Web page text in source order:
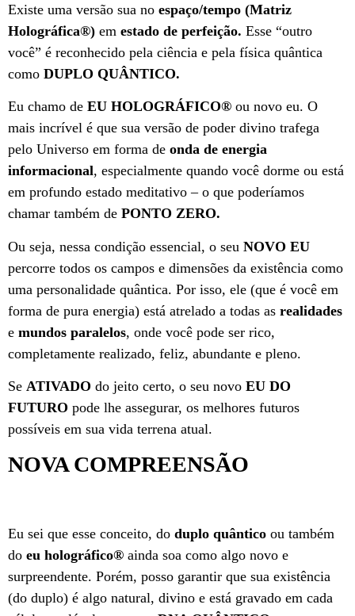
Existe uma versão sua no espaço/tempo (Matriz
Holográfica®) em estado de perfeição. Esse “outro
você” é reconhecido pela ciência e pela física quântica
como DUPLO QUÂNTICO.
Eu chamo de EU HOLOGRÁFICO® ou novo eu. O
mais incrível é que sua versão de poder divino trafega
pelo Universo em forma de onda de energia
informacional, especialmente quando você dorme ou está
em profundo estado meditativo – o que poderíamos
chamar também de PONTO ZERO.
Ou seja, nessa condição essencial, o seu NOVO EU
percorre todos os campos e dimensões da existência como
uma personalidade quântica. Por isso, ele (que é você em
forma de pura energia) está atrelado a todas as realidades
e mundos paralelos, onde você pode ser rico,
completamente realizado, feliz, abundante e pleno.
Se ATIVADO do jeito certo, o seu novo EU DO
FUTURO pode lhe assegurar, os melhores futuros
possíveis em sua vida terrena atual.
NOVA COMPREENSÃO
Eu sei que esse conceito, do duplo quântico ou também
do eu holográfico® ainda soa como algo novo e
surpreendente. Porém, posso garantir que sua existência
(do duplo) é algo natural, divino e está gravado em cada